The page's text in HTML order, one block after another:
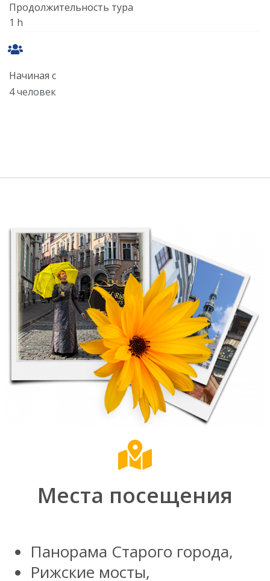
Продолжительность тура
1 h
Начиная с
4 человек
Места посещения
Панорама Старого города,
Рижские мосты,